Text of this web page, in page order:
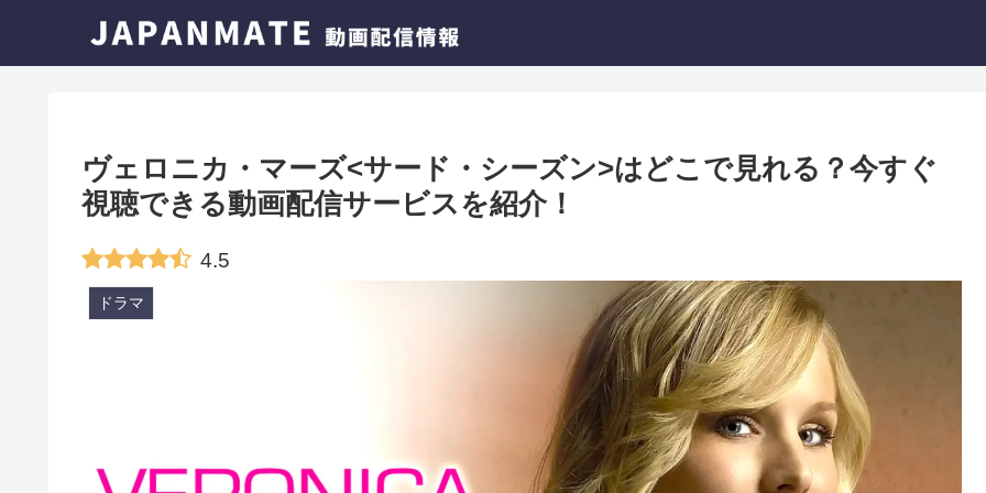
ヴェロニカ・マーズ<サード・シーズン>はどこで見れる？今すぐ
視聴できる動画配信サービスを紹介！
4.5
ドラマ